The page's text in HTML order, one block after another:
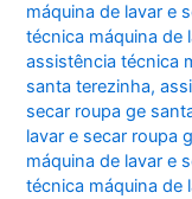
máquina de lavar e
técnica máquina de
assistência técnica
santa terezinha,
secar roupa ge
lavar e secar roupa
máquina de lavar e
técnica máquina de